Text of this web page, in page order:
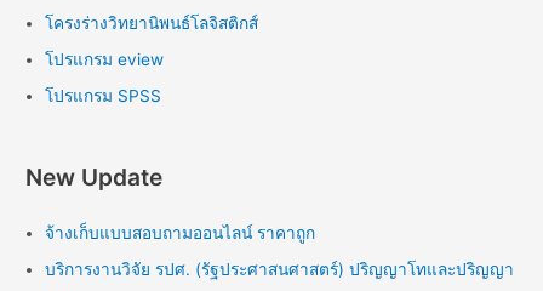
โครงร่างวิทยานิพนธ์โลจิสติกส์
โปรแกรม eview
โปรแกรม SPSS
New Update
จ้างเก็บแบบสอบถามออนไลน์ ราคาถูก
บริการงานวิจัย รปศ. (รัฐประศาสนศาสตร์) ปริญญาโทและปริญญา